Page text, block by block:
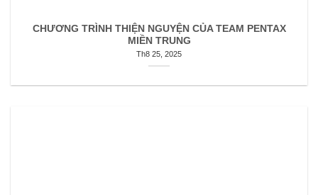
CHƯƠNG TRÌNH THIỆN NGUYỆN CỦA TEAM PENTAX
MIỀN TRUNG
Th8 25, 2025